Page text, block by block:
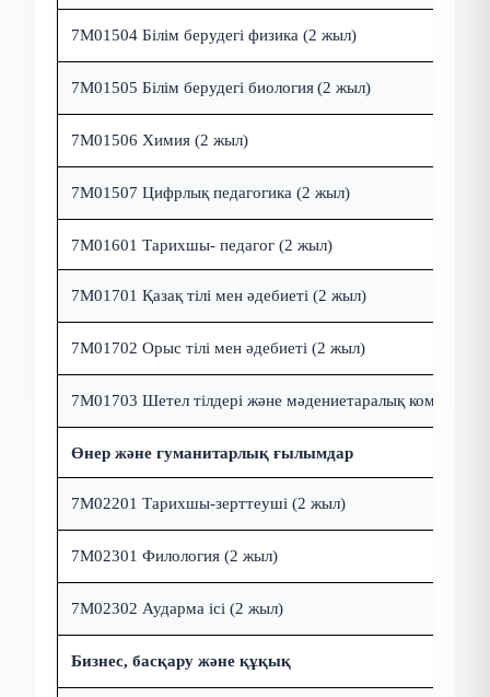
7M01504 Білім берудегі физика (2 жыл)
7M01505 Білім берудегі биология(2 жыл)
7M01506 Химия (2 жыл)
7M01507 Цифрлық педагогика (2 жыл)
7M01601 Тарихшы- педагог (2 жыл)
7M01701 Қазақ тілі мен әдебиеті (2 жыл)
7M01702 Орыс тілі мен әдебиеті (2 жыл)
7M01703 Шетел тілдері және мәдениетаралық
Өнер және гуманитарлық ғылымдар
7M02201 Тарихшы-зерттеуші (2 жыл)
7M02301 Филология (2 жыл)
7M02302 Аударма ісі (2 жыл)
Бизнес, басқару және құқық